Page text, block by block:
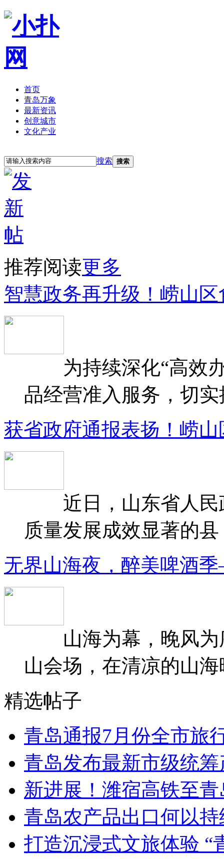
首页
青岛万象
最新资讯
创意城市
文化产业
搜索 搜索
推荐阅读更多
智慧政务再升级！崂山
为持续深化“高效办
品经营准入服务，切
获省政府通报表扬！崂
近日，山东省人民
质量发展成效显著的
无界山海夜，醉美啤酒
山海为幕，晚风为
山会场，在清凉的山
精选帖子
青岛通报7月份全市旅
青岛发布最新市级统
新进展！潍宿高铁至
青岛农产品出口何以持
打造沉浸式文旅体验 “